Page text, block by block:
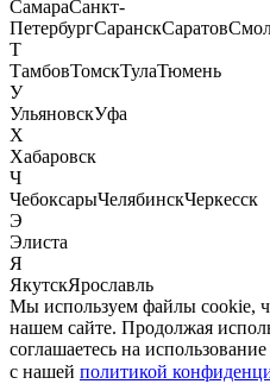
СамараСанкт-
ПетербургСаранскСаратов
Т
ТамбовТомскТулаТюмень
У
УльяновскУфа
Х
Хабаровск
Ч
ЧебоксарыЧелябинскЧеркесск
Э
Элиста
Я
ЯкутскЯрославль
Мы используем файлы cookie,
нашем сайте. Продолжая
соглашаетесь на
с нашей политикой